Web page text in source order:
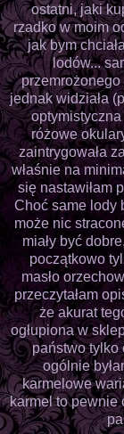
ostatni, jaki
rzadko w moim
jak bym
lodów...
przemrożonego
jednak widziała
optymistyczna
różowe
zaintrygowała
właśnie na
się nastawiłam
Choć same lody
może nic
miały być
początkowo
masło
przeczytałam
że akurat
ogłupiona w
państwo tylko
ogólnie
karmelowe
karmel to pewnie